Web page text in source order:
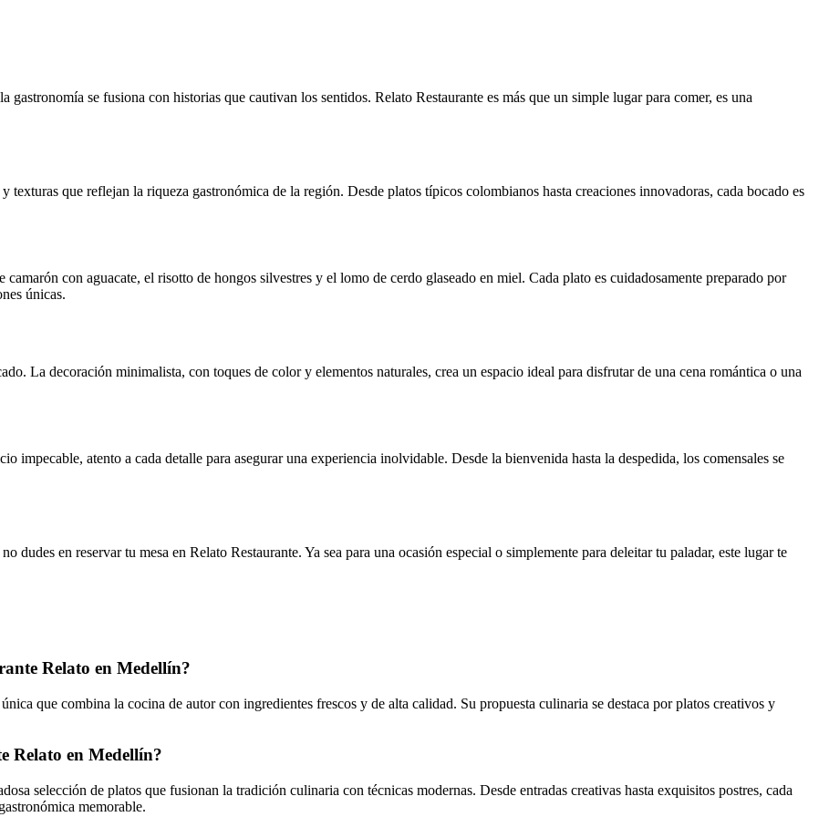
se fusiona con historias que cautivan los sentidos. Relato Restaurante es más que un simple lugar para comer, es una
texturas que reflejan la riqueza gastronómica de la región. Desde platos típicos colombianos hasta creaciones innovadoras, cada bocado es
camarón con aguacate, el risotto de hongos silvestres y el lomo de cerdo glaseado en miel. Cada plato es cuidadosamente preparado por
únicas.
La decoración minimalista, con toques de color y elementos naturales, crea un espacio ideal para disfrutar de una cena romántica o una
impecable, atento a cada detalle para asegurar una experiencia inolvidable. Desde la bienvenida hasta la despedida, los comensales se
dudes en reservar tu mesa en Relato Restaurante. Ya sea para una ocasión especial o simplemente para deleitar tu paladar, este lugar te
Relato en Medellín?
que combina la cocina de autor con ingredientes frescos y de alta calidad. Su propuesta culinaria se destaca por platos creativos y
Relato en Medellín?
selección de platos que fusionan la tradición culinaria con técnicas modernas. Desde entradas creativas hasta exquisitos postres, cada
memorable.